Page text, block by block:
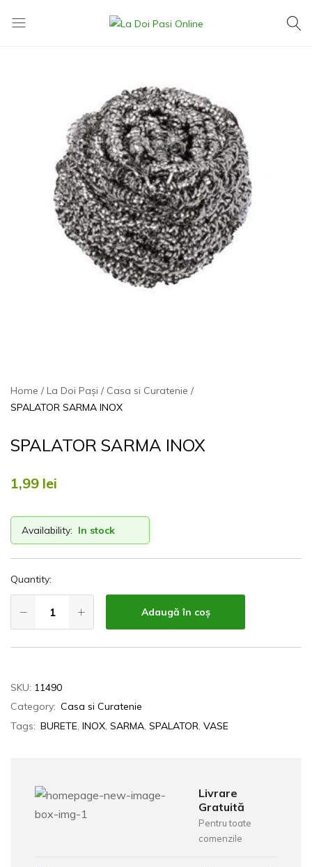
Online
dorești,
la
cel
mai
mic
preț
Home La Doi Pași
Casa si Curatenie
SPALATOR SARMA INOX
SPALATOR SARMA INOX
1,99 lei
Availability: In stock
Quantity:
Adaugă în coș
SKU: 11490
Category: Casa si Curatenie
Tags: BURETE, INOX, SARMA, SPALATOR, VASE
Livrare
Gratuită
Pentru toate
comenzile